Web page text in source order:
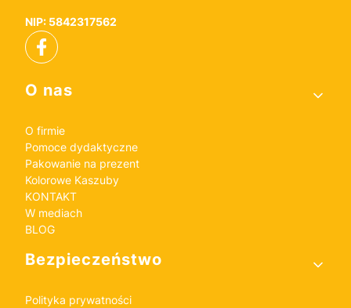
NIP: 5842317562
Linki w stopce
O nas
O firmie
Pomoce dydaktyczne
Pakowanie na prezent
Kolorowe Kaszuby
KONTAKT
W mediach
BLOG
Bezpieczeństwo
Polityka prywatności